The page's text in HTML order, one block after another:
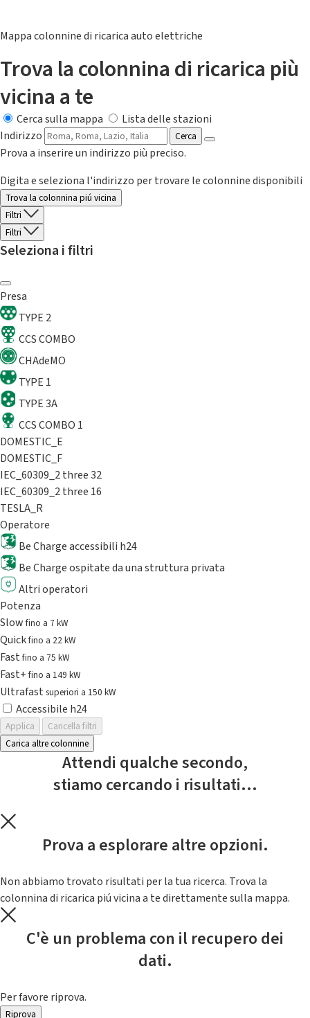
Mappa colonnine di ricarica auto elettriche
Trova la colonnina di ricarica più
vicina a te
Cerca sulla mappa
Lista delle stazioni
Indirizzo
Cerca
Prova a inserire un indirizzo più preciso.
Digita e seleziona l'indirizzo per trovare le colonnine disponibili
Trova la colonnina piú vicina
Filtri
Filtri
Seleziona i filtri
Presa
TYPE 2
CCS COMBO
CHAdeMO
TYPE 1
TYPE 3A
CCS COMBO 1
DOMESTIC_E
DOMESTIC_F
IEC_60309_2 three 32
IEC_60309_2 three 16
TESLA_R
Operatore
Be Charge accessibili h24
Be Charge ospitate da una struttura privata
Altri operatori
Potenza
Slowfino a 7 kW
Quickfino a 22 kW
Fastfino a 75 kW
Fast+fino a 149 kW
Ultrafast superiori a 150 kW
Accessibile h24
Applica
Cancella filtri
Carica altre colonnine
Attendi qualche secondo,
stiamo cercando i risultati...
Prova a esplorare altre opzioni.
Non abbiamo trovato risultati per la tua ricerca. Trova la
colonnina di ricarica piú vicina a te direttamente sulla mappa.
C'è un problema con il recupero dei
dati.
Per favore riprova.
Riprova